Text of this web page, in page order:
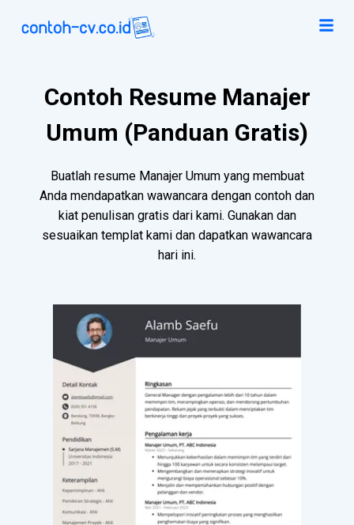
Contoh Resume Manajer
Umum (Panduan Gratis)
Buatlah resume Manajer Umum yang membuat
Anda mendapatkan wawancara dengan contoh dan
kiat penulisan gratis dari kami. Gunakan dan
sesuaikan templat kami dan dapatkan wawancara
hari ini.